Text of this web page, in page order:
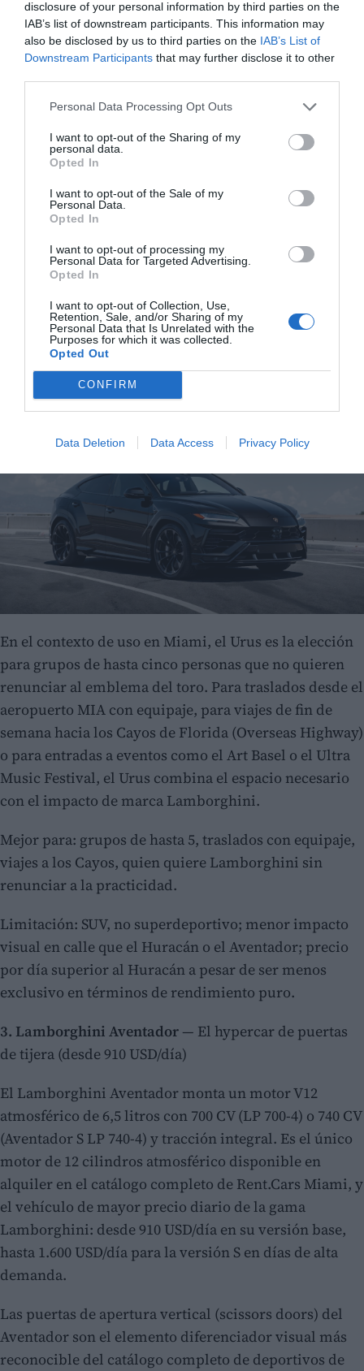
disclosure of your personal information by third parties on the
IAB’s list of downstream participants. This information may
also be disclosed by us to third parties on the IAB’s List of
Downstream Participants that may further disclose it to other
Personal Data Processing Opt Outs
I want to opt-out of the Sharing of my
personal data.
Opted In
I want to opt-out of the Sale of my
Personal Data.
Opted In
I want to opt-out of processing my
Personal Data for Targeted Advertising.
Opted In
I want to opt-out of Collection, Use,
Retention, Sale, and/or Sharing of my
Personal Data that Is Unrelated with the
Purposes for which it was collected.
Opted Out
CONFIRM
Data Deletion Data Access Privacy Policy
(Black 2021, Green, Red) con precios que van desde 585
hasta 1.200 USD/día según color y disponibilidad.
El Urus fue el primer SUV de Lamborghini en
MLB Evo compartida con el Audi Q8, el Bentley
Bentayga y el Porsche Cayenne. A diferencia de esos
modelos, el Urus tiene un motor afinado
del acelerador más agresiva y un perfil de sonido que
lo diferencia de sus plataforma-hermanos. La
suspensión neumática activa ECAS ajusta la altura del
vehículo en función del modo de conducción
seleccionado (Strada, Sport, Corsa, Neve, Terra,
Sabbia).
En el contexto de uso en Miami, el Urus es la elección
para grupos de hasta cinco personas que no quieren
renunciar al emblema del toro. Para traslados desde el
aeropuerto MIA con equipaje, para viajes de fin de
semana hacia los Cayos de Florida (Overseas Highway)
o para entradas a eventos como el Art Basel o el Ultra
Music Festival, el Urus combina el espacio necesario
con el impacto de marca Lamborghini.
Mejor para: grupos de hasta 5, traslados con equipaje,
viajes a los Cayos, quien quiere Lamborghini sin
renunciar a la practicidad.
Limitación: SUV, no superdeportivo; menor impacto
visual en calle que el Huracán o el Aventador; precio
por día superior al Huracán a pesar de ser menos
exclusivo en términos de rendimiento puro.
3. Lamborghini Aventador — El hypercar de puertas
de tijera (desde 910 USD/día)
El Lamborghini Aventador monta un motor V12
atmosférico de 6,5 litros con 700 CV (LP 700-4) o 740 CV
(Aventador S LP 740-4) y tracción integral. Es el único
motor de 12 cilindros atmosférico disponible en
alquiler en el catálogo completo de Rent.Cars Miami, y
el vehículo de mayor precio diario de la gama
Lamborghini: desde 910 USD/día en su versión base,
hasta 1.600 USD/día para la versión S en días de alta
demanda.
Las puertas de apertura vertical (scissors doors) del
Aventador son el elemento diferenciador visual más
reconocible del catálogo completo de deportivos de